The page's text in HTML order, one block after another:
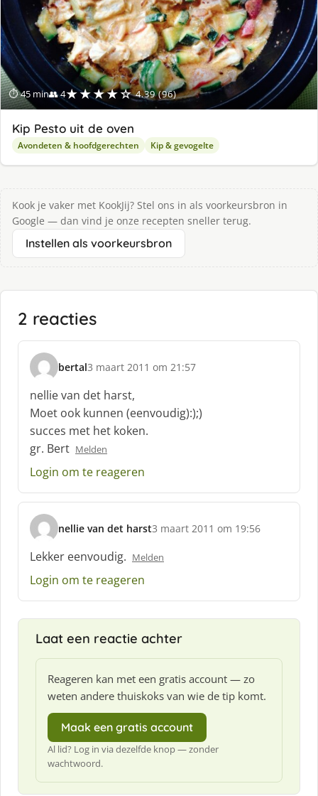
⏱ 45 min👥 4★★★★☆ 4.39 (96)
Kip Pesto uit de oven
Avondeten & hoofdgerechten Kip & gevogelte
Kook je vaker met KookJij? Stel ons in als voorkeursbron in
Google — dan vind je onze recepten sneller terug.
Instellen als voorkeursbron
2 reacties
bertal
s
h
r
e
e
:
3 maart 2011 om 21:57
nellie van det harst,
Moet ook kunnen (eenvoudig):);)
succes met het koken.
gr. Bert Melden
Login om te reageren
nellie van det harst
s
c
h
r
3 maart 2011 om 19:56
Lekker eenvoudig. Melden
Login om te reageren
Laat een reactie achter
Reageren kan met een gratis account — zo
weten andere thuiskoks van wie de tip komt.
Maak een gratis account
Al lid? Log in via dezelfde knop — zonder
wachtwoord.